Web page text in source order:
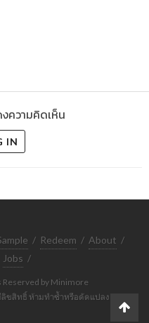
ความคิดเห็น
IN
/ Redeem / About /
Jobs /
Reserved by Minimore
ลิขสิทธิ์ ห้ามทำซ้ำหรือดัดแปลง